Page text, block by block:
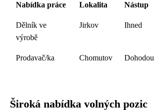
Nabídka práce Lokalita Nástup
Dělník ve
výrobě
Jirkov Ihned
Prodavač/ka Chomutov Dohodou
Široká nabídka volných pozic